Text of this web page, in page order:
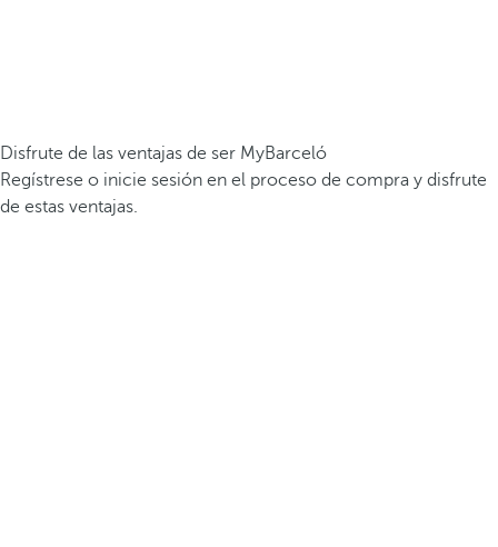
Disfrute de las ventajas de ser MyBarceló
Regístrese o inicie sesión en el proceso de compra y disfrute
de estas ventajas.